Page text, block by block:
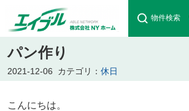
物件検索
パン作り
2021-12-06 カテゴリ： 休日
こんにちは。